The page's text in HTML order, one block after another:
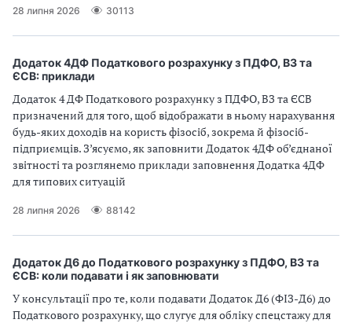
28 липня 2026 30113
Додаток 4ДФ Податкового розрахунку з ПДФО, ВЗ та
ЄСВ: приклади
Додаток 4 ДФ Податкового розрахунку з ПДФО, ВЗ та ЄСВ
призначений для того, щоб відображати в ньому нарахування
будь-яких доходів на користь фізосіб, зокрема й фізосіб-
підприємців. З’ясуємо, як заповнити Додаток 4ДФ об’єднаної
звітності та розглянемо приклади заповнення Додатка 4ДФ
для типових ситуацій
28 липня 2026 88142
Додаток Д6 до Податкового розрахунку з ПДФО, ВЗ та
ЄСВ: коли подавати і як заповнювати
У консультації про те, коли подавати Додаток Д6 (ФІЗ-Д6) до
Податкового розрахунку, що слугує для обліку спецстажу для